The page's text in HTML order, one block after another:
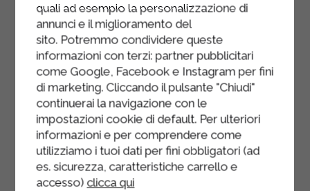
Préparez le sirop en versant l'eau, le
rhum, le bâton de cannelle et le
sucre dans une casserole.
Ajoutez les poires pelées,
épépinées et coupées en deux et
faites-les cuire pendant environ 20
minutes : elles doivent être tendres
mais pas en purée. Égouttez les
poires et réservez-les.
quali ad esempio la personalizzazione di
annunci e il miglioramento del
sito. Potremmo condividere queste
informazioni con terzi: partner pubblicitari
come Google, Facebook e Instagram per fini
di marketing. Cliccando il pulsante "Chiudi"
continuerai la navigazione con le
impostazioni cookie di default. Per ulteriori
informazioni e per comprendere come
utilizziamo i tuoi dati per fini obbligatori (ad
es. sicurezza, caratteristiche carrello e
accesso) clicca qui